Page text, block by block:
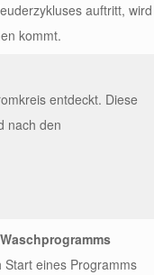
auftritt, wird
kommt.
entdeckt. Diese
nach den
eines Programms